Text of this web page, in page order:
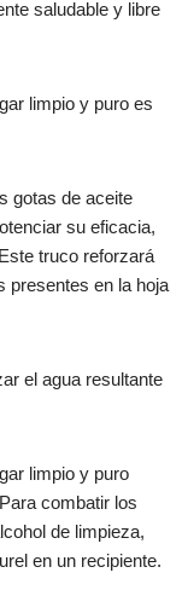
saludable y libre
limpio y puro es
gotas de aceite
su eficacia,
truco reforzará
presentes en la hoja
el agua resultante
limpio y puro
combatir los
de limpieza,
en un recipiente.